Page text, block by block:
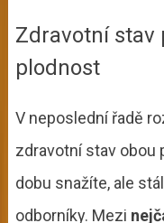
Zdravotní stav
plodnost
V neposlední řadě
zdravotní stav obou
dobu snažíte, ale
odborníky. Mezi